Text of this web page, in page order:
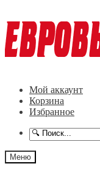
к
навигации
к
содержимому
Мой аккаунт
Корзина
Избранное
Меню